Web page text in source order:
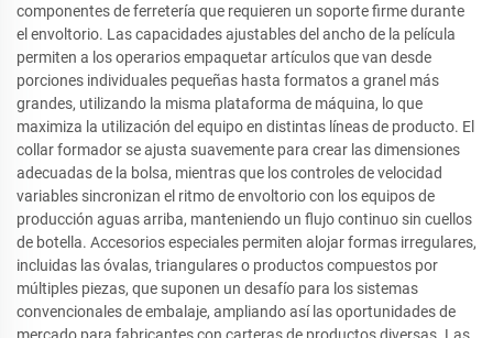
componentes de ferretería que requieren un soporte firme durante
el envoltorio. Las capacidades ajustables del ancho de la película
permiten a los operarios empaquetar artículos que van desde
porciones individuales pequeñas hasta formatos a granel más
grandes, utilizando la misma plataforma de máquina, lo que
maximiza la utilización del equipo en distintas líneas de producto. El
collar formador se ajusta suavemente para crear las dimensiones
adecuadas de la bolsa, mientras que los controles de velocidad
variables sincronizan el ritmo de envoltorio con los equipos de
producción aguas arriba, manteniendo un flujo continuo sin cuellos
de botella. Accesorios especiales permiten alojar formas irregulares,
incluidas las óvalas, triangulares o productos compuestos por
múltiples piezas, que suponen un desafío para los sistemas
convencionales de embalaje, ampliando así las oportunidades de